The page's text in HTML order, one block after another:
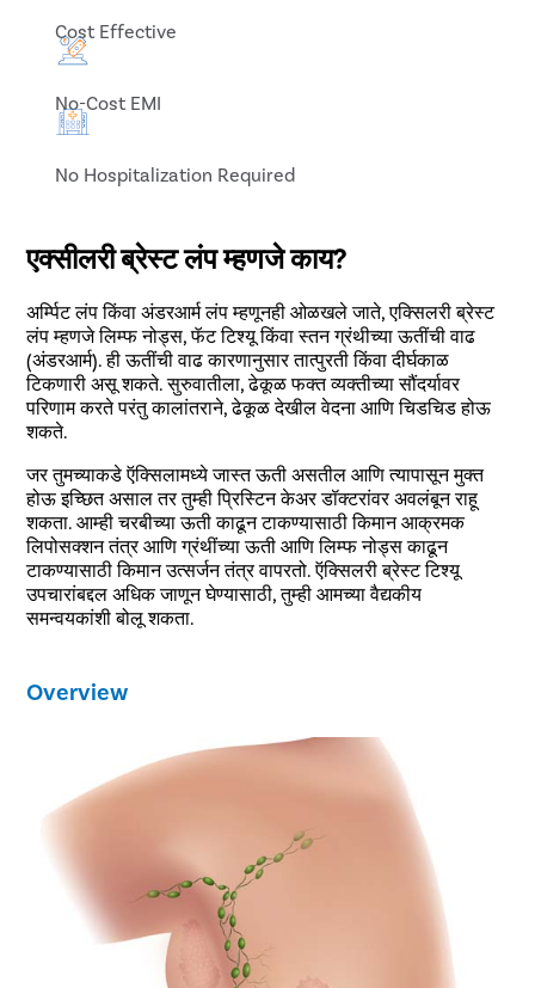
Cost Effective
No-Cost EMI
No Hospitalization Required
एक्सीलरी ब्रेस्ट लंप म्हणजे काय?
अर्म्पिट लंप किंवा अंडरआर्म लंप म्हणूनही ओळखले जाते, एक्सिलरी ब्रेस्ट
लंप म्हणजे लिम्फ नोड्स, फॅट टिश्यू किंवा स्तन ग्रंथीच्या ऊतींची वाढ
(अंडरआर्म). ही ऊतींची वाढ कारणानुसार तात्पुरती किंवा दीर्घकाळ
टिकणारी असू शकते. सुरुवातीला, ढेकूळ फक्त व्यक्तीच्या सौंदर्यावर
परिणाम करते परंतु कालांतराने, ढेकूळ देखील वेदना आणि चिडचिड होऊ
शकते.
जर तुमच्याकडे ऍक्सिलामध्ये जास्त ऊती असतील आणि त्यापासून मुक्त
होऊ इच्छित असाल तर तुम्ही प्रिस्टिन केअर डॉक्टरांवर अवलंबून राहू
शकता. आम्ही चरबीच्या ऊती काढून टाकण्यासाठी किमान आक्रमक
लिपोसक्शन तंत्र आणि ग्रंथींच्या ऊती आणि लिम्फ नोड्स काढून
टाकण्यासाठी किमान उत्सर्जन तंत्र वापरतो. ऍक्सिलरी ब्रेस्ट टिश्यू
उपचारांबद्दल अधिक जाणून घेण्यासाठी, तुम्ही आमच्या वैद्यकीय
समन्वयकांशी बोलू शकता.
Overview